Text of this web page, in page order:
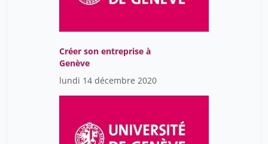
Créer son entreprise à
Genève
lundi 14 décembre 2020